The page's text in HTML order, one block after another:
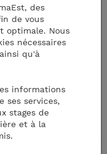
votre stage en
à 250€ :
4 mois.
heures par
programme
sensibilisation à
en considération
des
de vous
optimale. Nous
nécessaires
qu'à
informations
ses services,
stages de
et à la